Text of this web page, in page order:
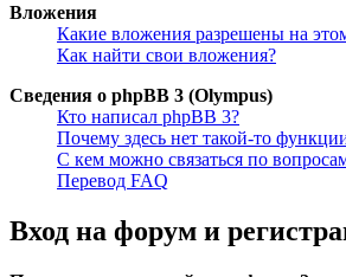
Вложения
Какие вложения разрешены на
Как найти свои вложения?
Сведения о phpBB 3 (Olympus)
Кто написал phpBB 3?
Почему здесь нет такой-то
С кем можно связаться по
Перевод FAQ
Вход на форум и